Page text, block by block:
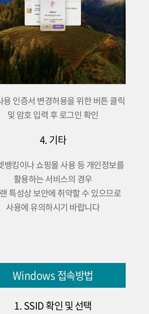
용 인증서 변경허용을 위한 버튼 클릭
및 암호 입력 후 로그인 확인
4. 기타
뱅킹이나 쇼핑몰 사용 등 개인정보를
활용하는 서비스의 경우
특성상 보안에 취약할 수 있으므로
사용에 유의하시기 바랍니다
Windows 접속방법
1. SSID 확인 및 선택